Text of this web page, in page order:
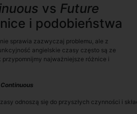
vs Future
i podobieństwa
sprawia zazwyczaj problemu, ale z
angielskie czasy często są ze
przypomnijmy najważniejsze różnice i
odnoszą się do przyszłych czynności i